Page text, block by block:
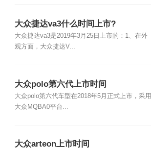
大众捷达va3什么时间上市?
大众捷达va3是2019年3月25日上市的：1、在外
观方面，大众捷达V...
大众polo第六代上市时间
大众polo第六代车型在2018年5月正式上市，采用
大众MQBA0平台...
大众arteon上市时间